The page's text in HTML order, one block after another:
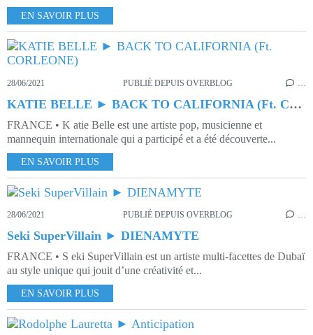
EN SAVOIR PLUS
28/06/2021 PUBLIÉ DEPUIS OVERBLOG
KATIE BELLE ► BACK TO CALIFORNIA (Ft. CORLEONE)
FRANCE • K atie Belle est une artiste pop, musicienne et
mannequin internationale qui a participé et a été découverte...
EN SAVOIR PLUS
28/06/2021 PUBLIÉ DEPUIS OVERBLOG …
Seki SuperVillain ► DIENAMYTE
FRANCE • S eki SuperVillain est un artiste multi-facettes de Dubaï
au style unique qui jouit d’une créativité et...
EN SAVOIR PLUS